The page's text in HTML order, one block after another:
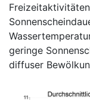
geringe
diffuser